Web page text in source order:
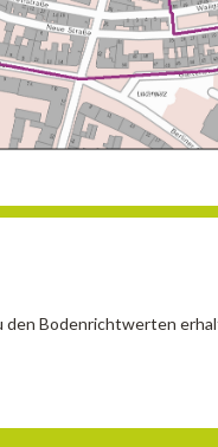
Bodenrichtwerten